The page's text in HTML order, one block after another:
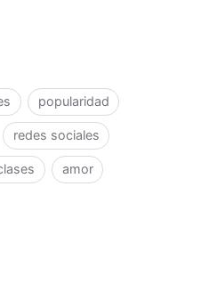
popularidad
redes sociales
amor